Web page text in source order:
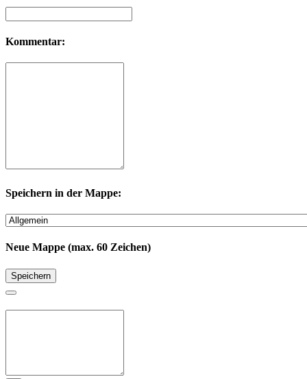
Kommentar:
Speichern in der Mappe:
Neue Mappe (max. 60 Zeichen)
Speichern